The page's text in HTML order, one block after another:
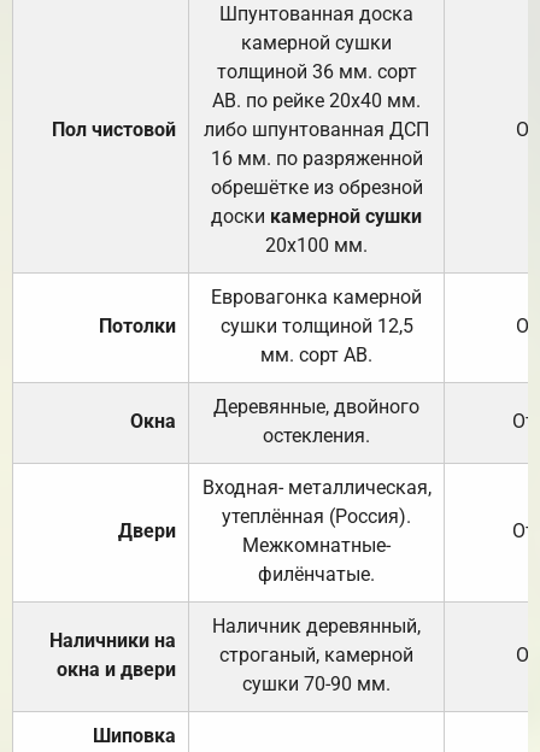
Пол чистовой
Шпунтованная доска
камерной сушки
толщиной 36 мм. сорт
АВ. по рейке 20х40 мм.
либо шпунтованная ДСП
16 мм. по разряженной
обрешётке из обрезной
доски камерной сушки
20х100 мм.
Потолки
Евровагонка камерной
сушки толщиной 12,5
мм. сорт АВ.
Окна
Деревянные, двойного
остекления.
Двери
Входная- металлическая,
утеплённая (Россия).
Межкомнатные-
филёнчатые.
Наличники на
окна и двери
Наличник деревянный,
строганый, камерной
сушки 70-90 мм.
Шиповка